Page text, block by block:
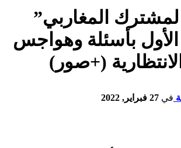
المغاربي”
بأسئلة وهواجس
(+صور)
في 27 فبراير, 2022